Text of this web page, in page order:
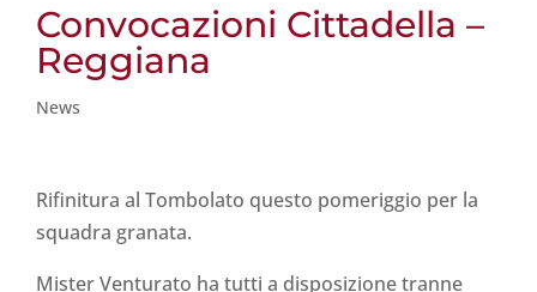
Convocazioni Cittadella –
Reggiana
News
Rifinitura al Tombolato questo pomeriggio per la
squadra granata.
Mister Venturato ha tutti a disposizione tranne